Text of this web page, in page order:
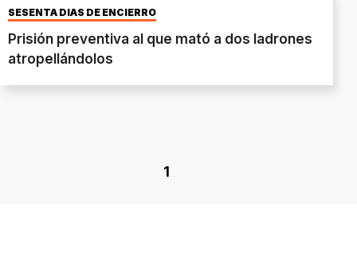
SESENTA DÍAS DE ENCIERRO
Prisión preventiva al que mató a dos ladrones
atropellándolos
1